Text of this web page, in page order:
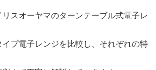
スオーヤマのターンテーブル式電子レ
イプ電子レンジを比較し、それぞれの特